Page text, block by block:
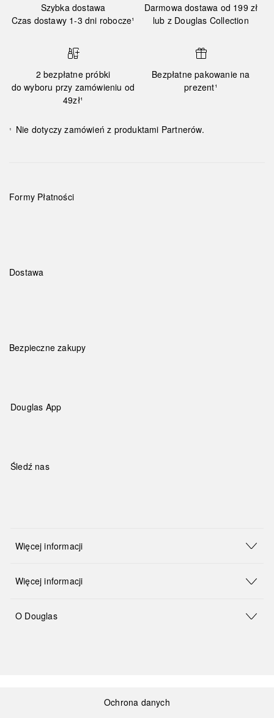
Szybka dostawa
Czas dostawy 1-3 dni robocze¹
Darmowa dostawa od 199 zł
lub z Douglas Collection
2 bezpłatne próbki
do wyboru przy zamówieniu od
49zł¹
Bezpłatne pakowanie na
prezent¹
¹ Nie dotyczy zamówień z produktami Partnerów.
Formy Płatności
Dostawa
Bezpieczne zakupy
Douglas App
Śledź nas
Więcej informacji
Więcej informacji
O Douglas
Ochrona danych